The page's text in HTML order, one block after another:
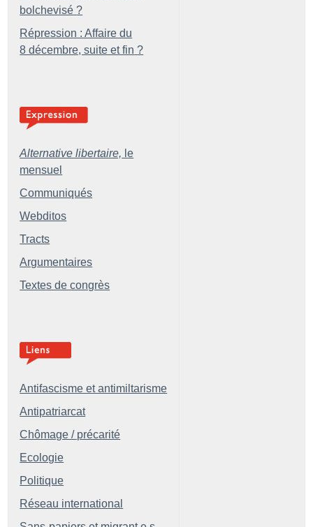
bolchevisé ?
Répression : Affaire du
8 décembre, suite et fin ?
Alternative libertaire, le
mensuel
Communiqués
Webditos
Tracts
Argumentaires
Textes de congrès
Antifascisme et antimiltarisme
Antipatriarcat
Chômage / précarité
Ecologie
Politique
Réseau international